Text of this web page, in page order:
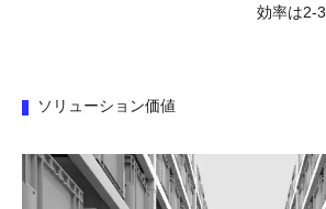
効率は2-3
ソリューション価値